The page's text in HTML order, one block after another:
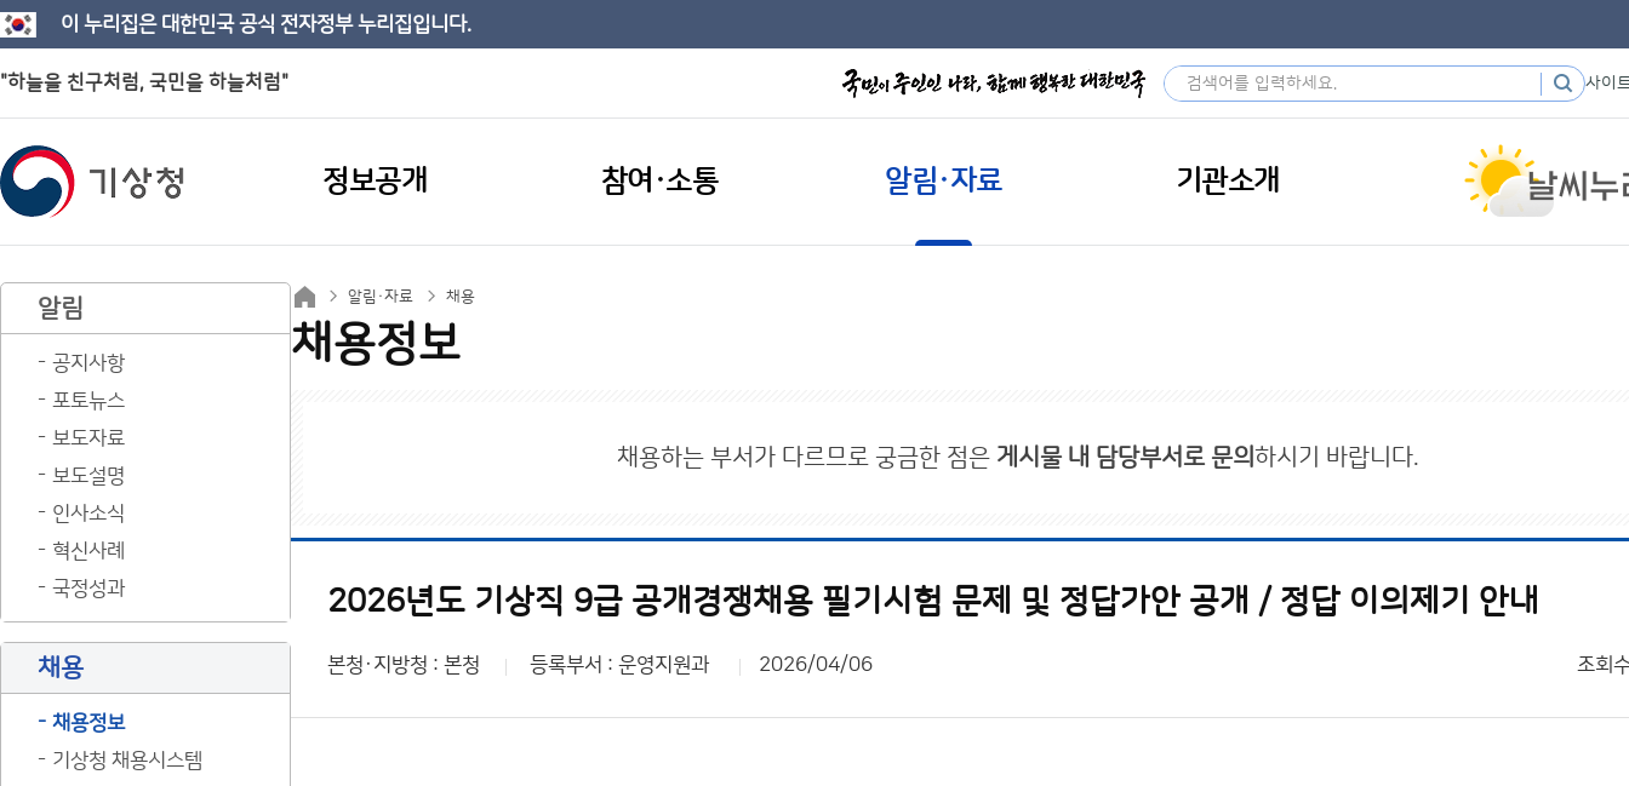
이 누리집은 대한민국 공식 전자정부 누리집입니다.
"하늘을 친구처럼, 국민을 하늘처럼" 사이
정보공개 참여·소통 알림·자료 기관소개
알림
공지사항
포토뉴스
보도자료
보도설명
인사소식
혁신사례
국정성과
채용
채용정보
기상청 채용시스템
알림·자료 채용
채용정보
채용하는 부서가 다르므로 궁금한 점은 게시물 내 담당부서로 문의하시기 바랍니다.
2026년도 기상직 9급 공개경쟁채용 필기시험 문제 및 정답가안 공개 / 정답 이의제기 안내
본청·지방청 : 본청 등록부서 : 운영지원과 2026/04/06 조회